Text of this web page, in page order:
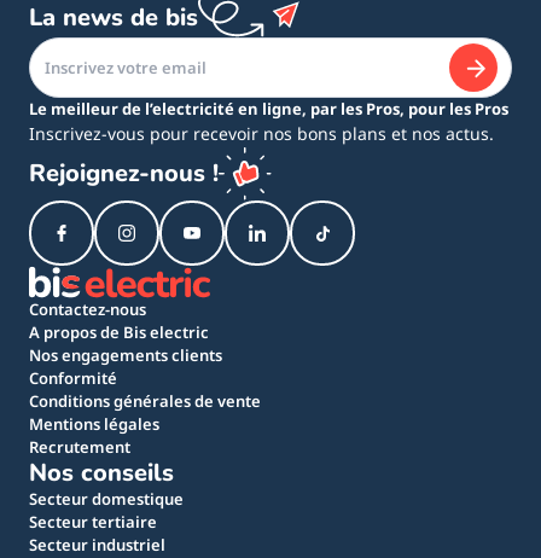
La news de bis
Le meilleur de l’electricité en ligne, par les Pros, pour les Pros
Inscrivez-vous pour recevoir nos bons plans et nos actus.
Rejoignez-nous !
Contactez-nous
A propos de Bis electric
Nos engagements clients
Conformité
Conditions générales de vente
Mentions légales
Recrutement
Nos conseils
Secteur domestique
Secteur tertiaire
Secteur industriel